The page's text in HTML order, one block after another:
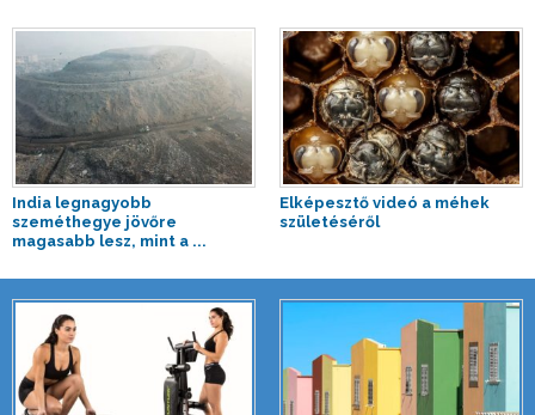
India legnagyobb
szeméthegye jövőre
magasabb lesz, mint a ...
Elképesztő videó a méhek
születéséről